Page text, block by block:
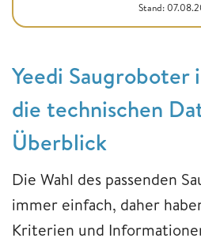
Stand:
Yeedi Saugroboter
die technischen
Überblick
Die Wahl des passenden
immer einfach, daher
Kriterien und